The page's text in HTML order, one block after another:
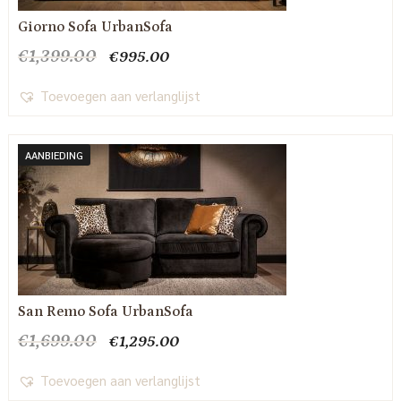
Giorno Sofa UrbanSofa
€1,399.00
Oorspronkelijke
was:
€995.00Huidige
is:
Toevoegen aan verlanglijst
AANBIEDING
San Remo Sofa UrbanSofa
€1,699.00
Oorspronkelijke
was:
€1,295.00Huidige
is:
Toevoegen aan verlanglijst